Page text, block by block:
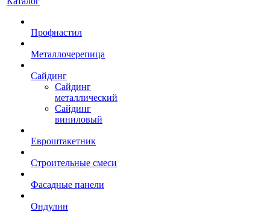
Профнастил
Металлочерепица
Сайдинг
Сайдинг
металлический
Сайдинг
виниловый
Евроштакетник
Строительные смеси
Фасадные панели
Ондулин